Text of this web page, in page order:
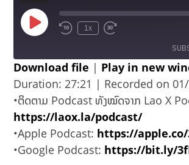
1x
RSS FEED
SHARE
LINK
EMBED
Download file | Play in new
Duration: 27:21 | Recorded on
•ຕິດຕາມ Podcast ທັງໝົດຈາກ Lao X
https://laox.la/podcast/
•Apple Podcast: https://apple.co/
•Google Podcast: https://bit.ly/